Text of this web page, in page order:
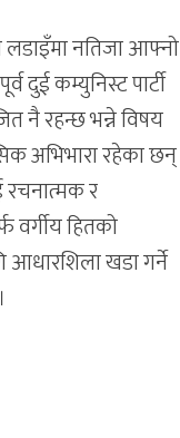
लडाइँमा नतिजा आफ्नो
दुई कम्युनिस्ट पार्टी
नै रहन्छ भन्ने विषय
अभिभारा रहेका छन्
रचनात्मक र
वर्गीय हितको
आधारशिला खडा गर्ने